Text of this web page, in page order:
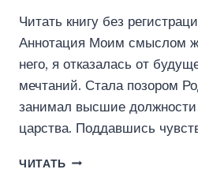
Читать книгу без
Аннотация Моим смыслом
него, я отказалась от
мечтаний. Стала позором
занимал высшие должности
царства. Поддавшись
ЧИТАТЬ НАЛОЖНИЦА.